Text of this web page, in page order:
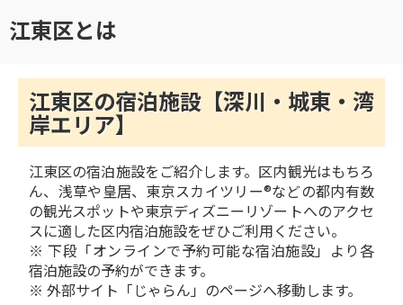
江東区とは
江東区の宿泊施設【深川・城東・湾
岸エリア】
江東区の宿泊施設をご紹介します。区内観光はもちろ
ん、浅草や皇居、東京スカイツリー®などの都内有数
の観光スポットや東京ディズニーリゾートへのアクセ
スに適した区内宿泊施設をぜひご利用ください。
※ 下段「オンラインで予約可能な宿泊施設」より各
宿泊施設の予約ができます。
※ 外部サイト「じゃらん」のページへ移動します。